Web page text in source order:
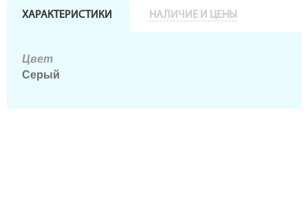
ХАРАКТЕРИСТИКИ НАЛИЧИЕ И ЦЕНЫ
Цвет
Серый